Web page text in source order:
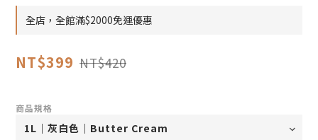
全店，全館滿$2000免運優惠
NT$399 NT$420
商品規格